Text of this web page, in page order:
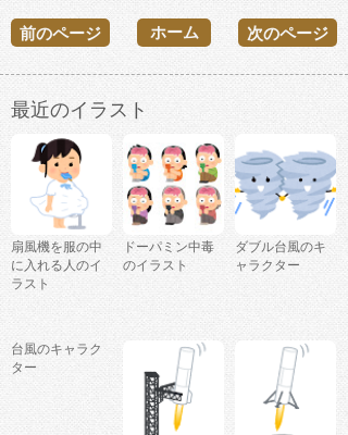
前のページ 次のページ
ホーム
最近のイラスト
扇風機を服の中
に入れる人のイ
ラスト
ドーパミン中毒
のイラスト
ダブル台風のキ
ャラクター
台風のキャラク
ター